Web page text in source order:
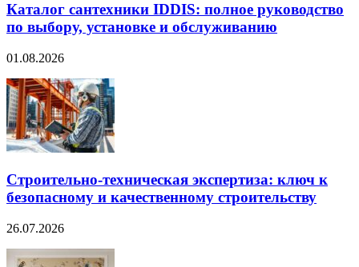
Каталог сантехники IDDIS: полное руководство
по выбору, установке и обслуживанию
01.08.2026
Строительно‑техническая экспертиза: ключ к
безопасному и качественному строительству
26.07.2026